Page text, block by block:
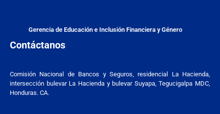
Gerencia de Educación e Inclusión Financiera y Género
Contáctanos
Comisión Nacional de Bancos y Seguros, residencial La Hacienda,
intersección bulevar La Hacienda y bulevar Suyapa, Tegucigalpa MDC,
Honduras. CA.